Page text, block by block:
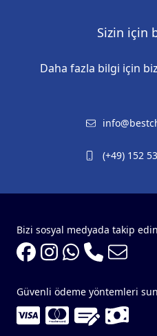
Sizin için
Daha fazla bilgi için
(+49) 152
Bizi sosyal medyada takip
Güvenli ödeme yöntemleri